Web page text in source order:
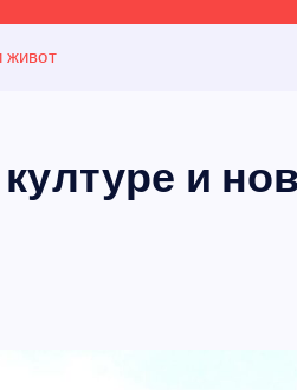
живот
и